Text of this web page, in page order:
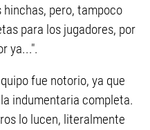
pero, tampoco
para los jugadores, por
ya...".
fue notorio, ya que
indumentaria completa.
lo lucen, literalmente